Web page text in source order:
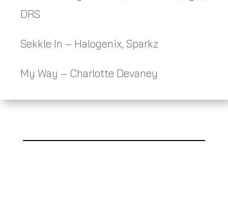
DRS
Sekkle In – Halogenix, Sparkz
My Way – Charlotte Devaney